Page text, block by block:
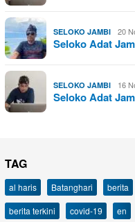
SELOKO JAMBI 20
Seloko Adat
SELOKO JAMBI 16
Seloko Adat
TAG
al haris Batanghari berita
berita terkini
covid-19 en